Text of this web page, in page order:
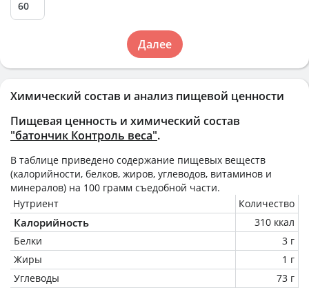
Химический состав и анализ пищевой ценности
Пищевая ценность и химический состав
"батончик Контроль веса".
В таблице приведено содержание пищевых веществ
(калорийности, белков, жиров, углеводов, витаминов и
минералов) на 100 грамм съедобной части.
Нутриент
Количество
Калорийность
310 ккал
Белки
3 г
Жиры
1 г
Углеводы
73 г
Далее